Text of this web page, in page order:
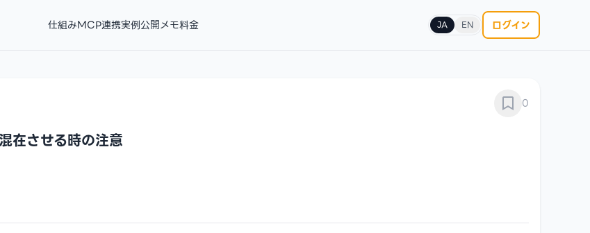
仕組みMCP連携実例公開メモ料金 JA EN ログイン
0
させる時の注意